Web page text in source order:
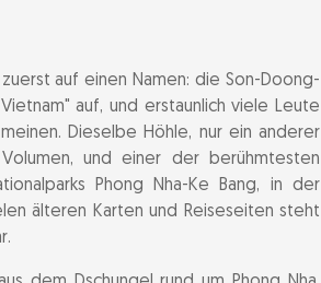
auf einen Namen: die Son-Doong-
auf, und erstaunlich viele Leute
Dieselbe Höhle, nur ein anderer
und einer der berühmtesten
Phong Nha-Ke Bang, in der
älteren Karten und Reiseseiten steht